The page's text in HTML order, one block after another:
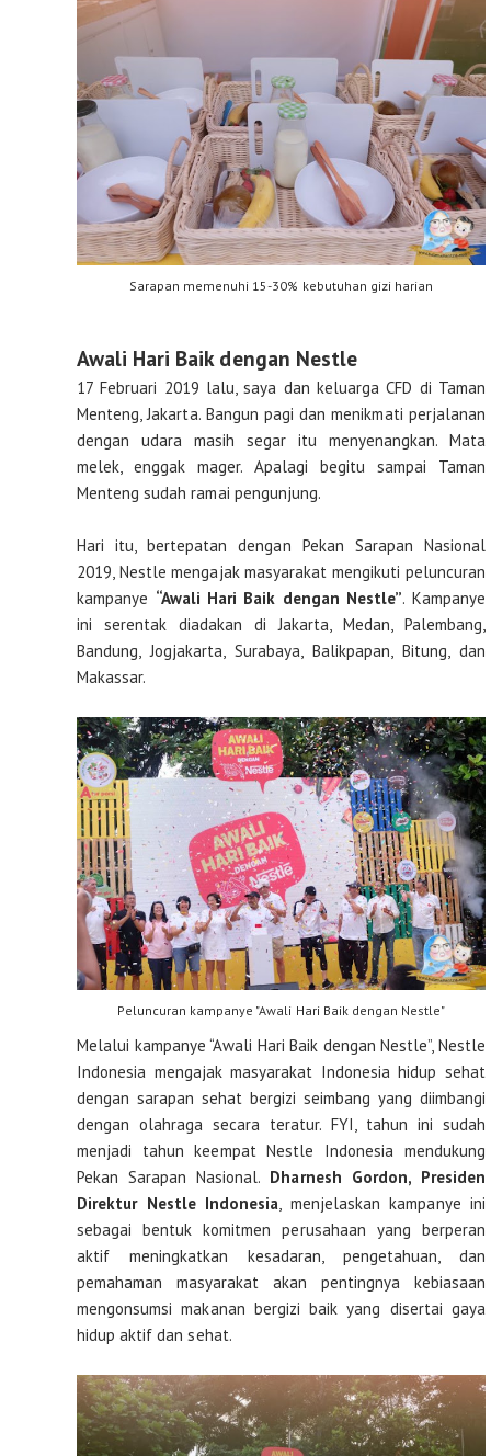
Sarapan memenuhi 15-30% kebutuhan gizi harian
Awali Hari Baik dengan Nestle
17 Februari 2019 lalu, saya dan keluarga CFD di Taman
Menteng, Jakarta. Bangun pagi dan menikmati perjalanan
dengan udara masih segar itu menyenangkan. Mata
melek, enggak mager. Apalagi begitu sampai Taman
Menteng sudah ramai pengunjung.
Hari itu, bertepatan dengan Pekan Sarapan Nasional
2019, Nestle mengajak masyarakat mengikuti peluncuran
kampanye “Awali Hari Baik dengan Nestle”. Kampanye
ini serentak diadakan di Jakarta, Medan, Palembang,
Bandung, Jogjakarta, Surabaya, Balikpapan, Bitung, dan
Makassar.
Peluncuran kampanye "Awali Hari Baik dengan Nestle"
Melalui kampanye “Awali Hari Baik dengan Nestle”, Nestle
Indonesia mengajak masyarakat Indonesia hidup sehat
dengan sarapan sehat bergizi seimbang yang diimbangi
dengan olahraga secara teratur. FYI, tahun ini sudah
menjadi tahun keempat Nestle Indonesia mendukung
Pekan Sarapan Nasional. Dharnesh Gordon, Presiden
Direktur Nestle Indonesia , menjelaskan kampanye ini
sebagai bentuk komitmen perusahaan yang berperan
aktif meningkatkan kesadaran, pengetahuan, dan
pemahaman masyarakat akan pentingnya kebiasaan
mengonsumsi makanan bergizi baik yang disertai gaya
hidup aktif dan sehat.